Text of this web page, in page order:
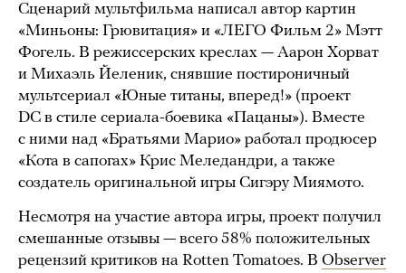
Сценарий мультфильма написал автор картин
«Миньоны: Грювитация» и «ЛЕГО Фильм 2» Мэтт
Фогель. В режиссерских креслах — Аарон Хорват
и Михаэль Йеленик, снявшие постироничный
мультсериал «Юные титаны, вперед!» (проект
DC в стиле сериала-боевика «Пацаны»). Вместе
с ними над «Братьями Марио» работал продюсер
«Кота в сапогах» Крис Меледандри, а также
создатель оригинальной игры Сигэру Миямото.
Несмотря на участие автора игры, проект получил
смешанные отзывы — всего 58% положительных
рецензий критиков на Rotten Tomatoes. В Observer